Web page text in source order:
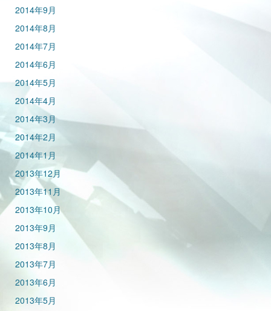
2014年9月
2014年8月
2014年7月
2014年6月
2014年5月
2014年4月
2014年3月
2014年2月
2014年1月
2013年12月
2013年11月
2013年10月
2013年9月
2013年8月
2013年7月
2013年6月
2013年5月